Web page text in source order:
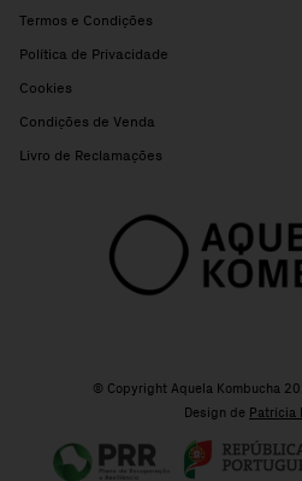
Termos e Condições
Política de Privacidade
Cookies
Condições de Venda
Livro de Reclamações
© Copyright Aquela Kombucha
Design de Patrícia